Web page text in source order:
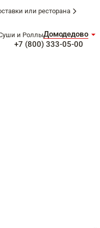
или ресторана
и РоллыДомодедово
+7 (800) 333-05-00